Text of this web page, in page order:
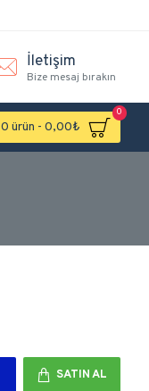
İletişim
Bize mesaj bırakın
0 ürün - 0,00₺
0
SATIN AL